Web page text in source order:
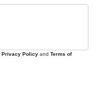
Privacy Policy and Terms of